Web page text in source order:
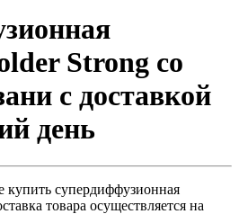
Strong со
с доставкой
день
купить супердиффузионная
товара осуществляется на